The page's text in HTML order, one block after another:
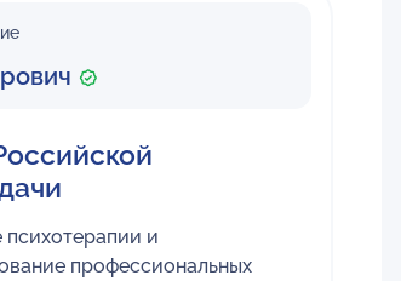
психотерапии и
профессиональных